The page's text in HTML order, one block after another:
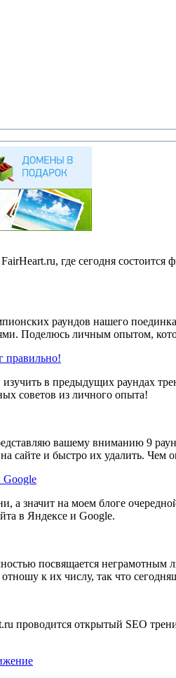
где сегодня
раундов нашего
Поделюсь личным опытом,
правильно!
в предыдущих раундах
советов из личного опыта!
вашему вниманию 9
сайте и быстро их удалить.
Google
а значит на моем блоге
в Яндексе и Google.
посвящается неграмотным
к их числу, так что
проводится открытый SEO